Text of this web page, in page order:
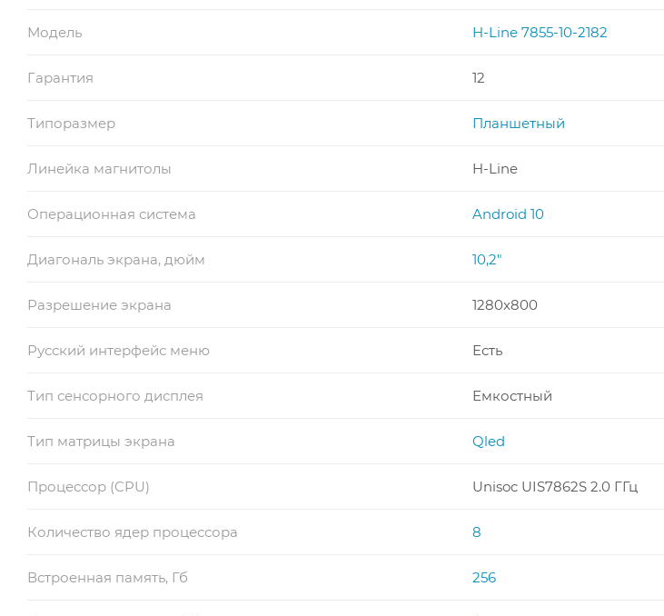
Модель H-Line 7855-10-2182
Гарантия 12
Типоразмер Планшетный
Линейка магнитолы H-Line
Операционная система Android 10
Диагональ экрана, дюйм 10,2"
Разрешение экрана 1280x800
Русский интерфейс меню Есть
Тип сенсорного дисплея Емкостный
Тип матрицы экрана Qled
Процессор (CPU) Unisoc UIS7862S 2.0 ГГц
Количество ядер процессора 8
Встроенная память, Гб 256